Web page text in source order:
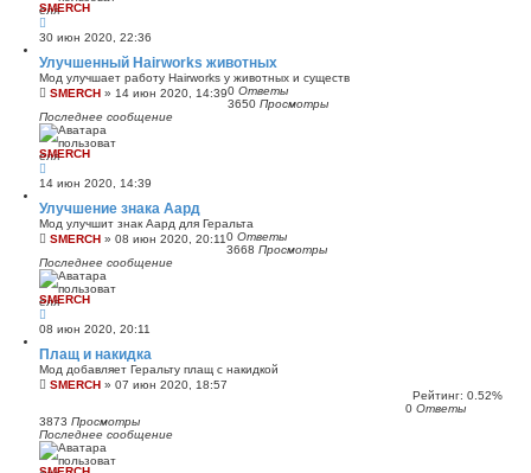
SMERCH
30 июн 2020, 22:36
Улучшенный Hairworks животных
Мод улучшает работу Hairworks у животных и существ
SMERCH » 14 июн 2020, 14:390 Ответы
3650 Просмотры
Последнее сообщение
SMERCH
14 июн 2020, 14:39
Улучшение знака Аард
Мод улучшит знак Аард для Геральта
SMERCH » 08 июн 2020, 20:110 Ответы
3668 Просмотры
Последнее сообщение
SMERCH
08 июн 2020, 20:11
Плащ и накидка
Мод добавляет Геральту плащ с накидкой
SMERCH » 07 июн 2020, 18:57
Рейтинг: 0.52%
0 Ответы
3873 Просмотры
Последнее сообщение